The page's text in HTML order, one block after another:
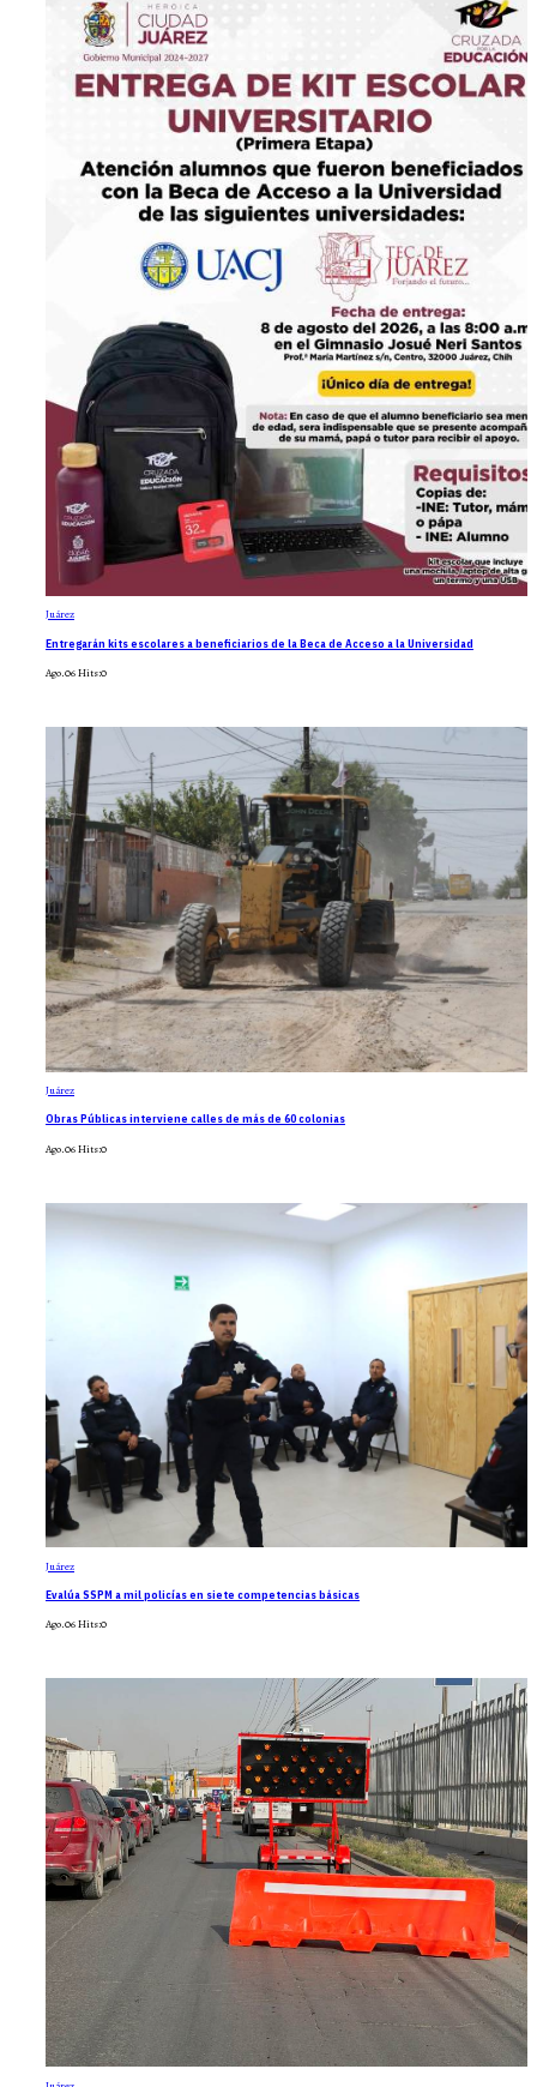
Juárez
Entregarán kits escolares a beneficiarios de la Beca de Acceso a la Universidad
Ago.06Hits:0
Juárez
Obras Públicas interviene calles de más de 60 colonias
Ago.06Hits:0
Juárez
Evalúa SSPM a mil policías en siete competencias básicas
Ago.06Hits:0